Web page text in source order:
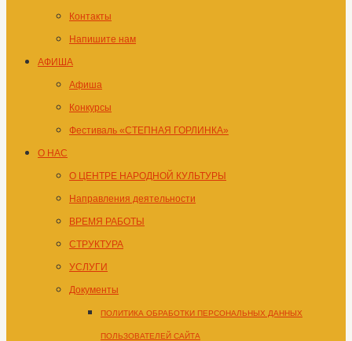
содержимому
Контакты
Напишите нам
АФИША
Афиша
Конкурсы
Фестиваль «СТЕПНАЯ ГОРЛИНКА»
О НАС
О ЦЕНТРЕ НАРОДНОЙ КУЛЬТУРЫ
Направления деятельности
ВРЕМЯ РАБОТЫ
СТРУКТУРА
УСЛУГИ
Документы
ПОЛИТИКА ОБРАБОТКИ ПЕРСОНАЛЬНЫХ ДАННЫХ
ПОЛЬЗОВАТЕЛЕЙ САЙТА